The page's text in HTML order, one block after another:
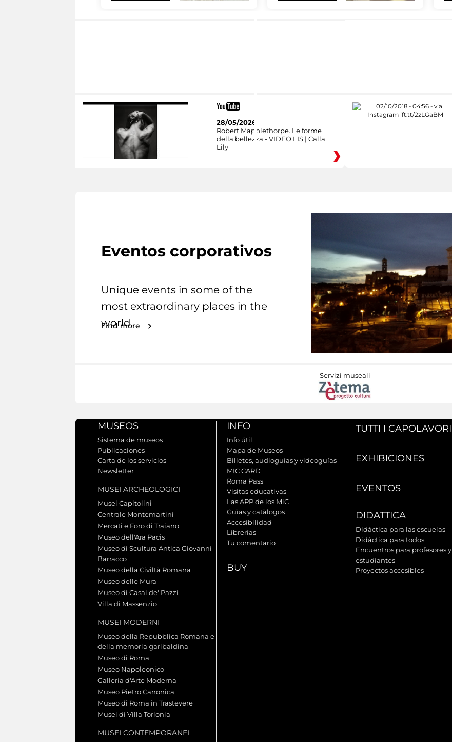
28/05/2026
Robert Mapplethorpe. Le forme
della bellezza - VIDEO LIS | Calla
Lily
Eventos corporativos
Unique events in some of the
most extraordinary places in the
world.
Find more
Servizi museali
MUSEOS
Sistema de museos
Publicaciones
Carta de los servicios
Newsletter
MUSEI ARCHEOLOGICI
Musei Capitolini
Centrale Montemartini
Mercati e Foro di Traiano
Museo dell'Ara Pacis
Museo di Scultura Antica Giovanni
Barracco
Museo della Civiltà Romana
Museo delle Mura
Museo di Casal de' Pazzi
Villa di Massenzio
MUSEI MODERNI
Museo della Repubblica Romana e
della memoria garibaldina
Museo di Roma
Museo Napoleonico
Galleria d'Arte Moderna
Museo Pietro Canonica
Museo di Roma in Trastevere
Musei di Villa Torlonia
MUSEI CONTEMPORANEI
INFO
Info útil
Mapa de Museos
Billetes, audioguías y videoguías
MIC CARD
Roma Pass
Visitas educativas
Las APP de los MiC
Guìas y catàlogos
Accesibilidad
Librerías
Tu comentario
BUY
TUTTI I CAPOLAVORI
EXHIBICIONES
EVENTOS
DIDATTICA
Didáctica para las escuelas
Didáctica para todos
Encuentros para profesores y
estudiantes
Proyectos accesibles